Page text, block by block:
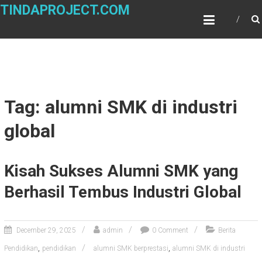
Skip
TINDAPROJECT.COM
Tag: alumni SMK di industri
global
Kisah Sukses Alumni SMK yang
Berhasil Tembus Industri Global
December 29, 2025 admin 0 Comment Berita
Pendidikan, pendidikan alumni SMK berprestasi, alumni SMK di industri